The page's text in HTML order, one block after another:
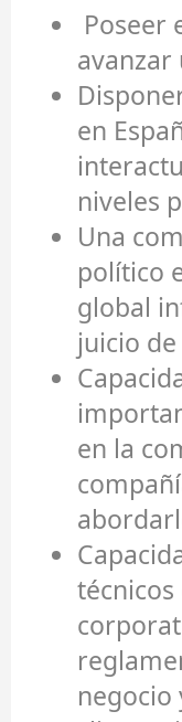
Poseer
avanzar
en
niveles
Una
político
global
juicio
en la